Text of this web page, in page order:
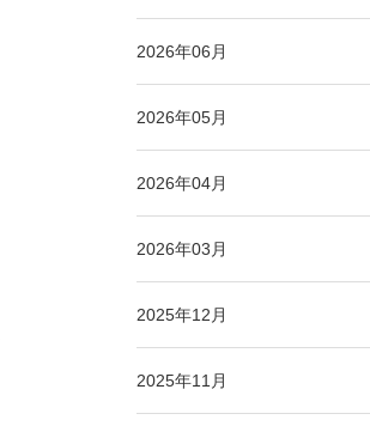
2026年06月
2026年05月
2026年04月
2026年03月
2025年12月
2025年11月